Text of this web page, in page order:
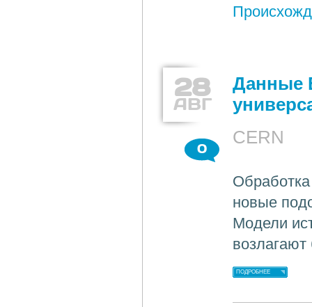
28
АВГ
Данные
CERN
0
новые
Модели
ПОДРОБНЕЕ